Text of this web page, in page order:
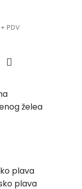
+ PDV
želea
plava
plava